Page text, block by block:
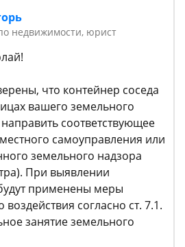
недвижимости, юрист
что контейнер соседа
вашего земельного
соответствующее
самоуправления или
земельного надзора
При выявлении
применены меры
согласно ст. 7.1.
занятие земельного